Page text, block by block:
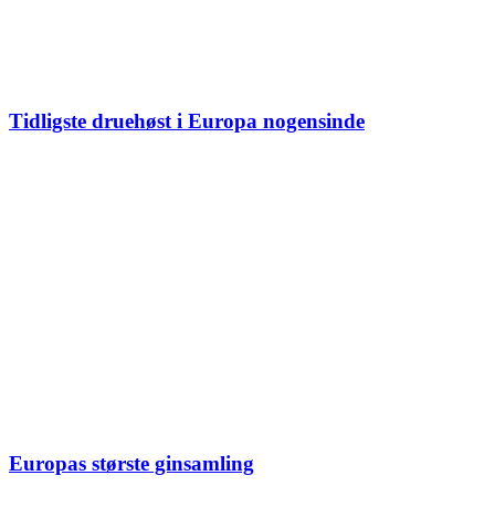
Tidligste druehøst i Europa nogensinde
Europas største ginsamling